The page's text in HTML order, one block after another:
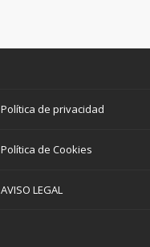
Política de privacidad
Política de Cookies
AVISO LEGAL